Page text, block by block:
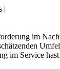
|
im
im Service